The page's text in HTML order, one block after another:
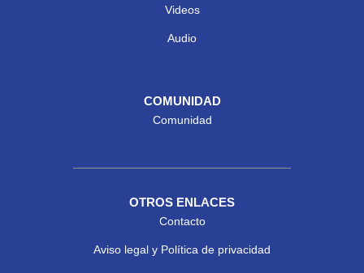
Videos
Audio
COMUNIDAD
Comunidad
OTROS ENLACES
Contacto
Aviso legal y Política de privacidad